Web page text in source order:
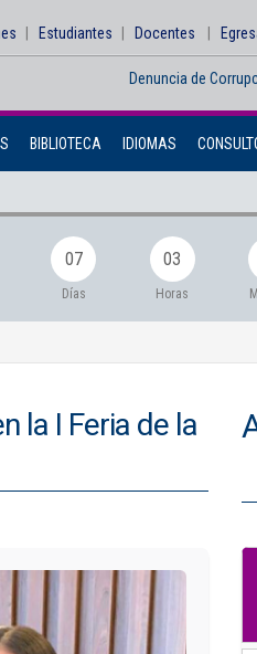
Estudiantes Docentes
Denuncia de
BIBLIOTECA IDIOMAS
07
Días
03
Horas
la I Feria de la